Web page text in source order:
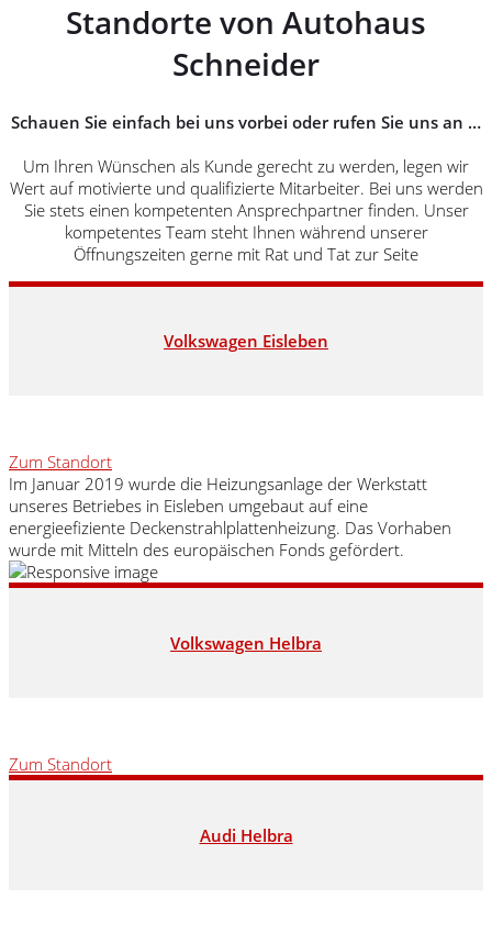
Standorte von Autohaus
Schneider
Schauen Sie einfach bei uns vorbei oder rufen Sie uns an …
Um Ihren Wünschen als Kunde gerecht zu werden, legen wir
Wert auf motivierte und qualifizierte Mitarbeiter. Bei uns werden
Sie stets einen kompetenten Ansprechpartner finden. Unser
kompetentes Team steht Ihnen während unserer
Öffnungszeiten gerne mit Rat und Tat zur Seite
Volkswagen Eisleben
Zum Standort
Im Januar 2019 wurde die Heizungsanlage der Werkstatt
unseres Betriebes in Eisleben umgebaut auf eine
energieefiziente Deckenstrahlplattenheizung. Das Vorhaben
wurde mit Mitteln des europäischen Fonds gefördert.
Volkswagen Helbra
Zum Standort
Audi Helbra